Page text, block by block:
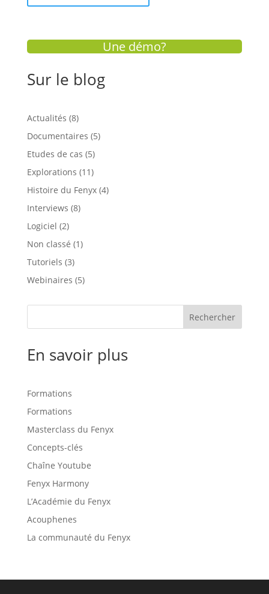
Une démo?
Sur le blog
Actualités (8)
Documentaires (5)
Etudes de cas (5)
Explorations (11)
Histoire du Fenyx(4)
Interviews (8)
Logiciel (2)
Non classé (1)
Tutoriels (3)
Webinaires (5)
Rechercher
En savoir plus
Formations
Formations
Masterclass du Fenyx
Concepts-clés
Chaîne Youtube
Fenyx Harmony
L’Académie du Fenyx
Acouphenes
La communauté du Fenyx